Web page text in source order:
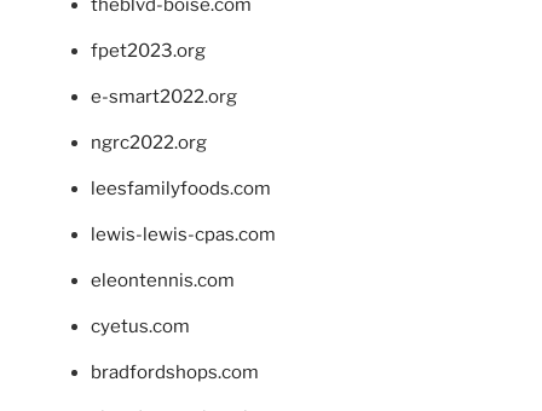
theblvd-boise.com
fpet2023.org
e-smart2022.org
ngrc2022.org
leesfamilyfoods.com
lewis-lewis-cpas.com
eleontennis.com
cyetus.com
bradfordshops.com